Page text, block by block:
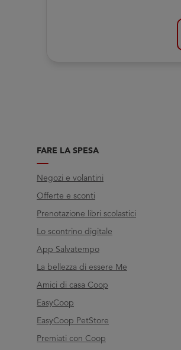
FARE LA SPESA
Negozi e volantini
Offerte e sconti
Prenotazione libri scolastici
Lo scontrino digitale
App Salvatempo
La bellezza di essere Me
Amici di casa Coop
EasyCoop
EasyCoop PetStore
Premiati con Coop